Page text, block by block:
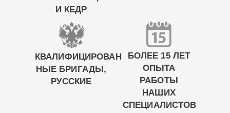
И КЕДР
КВАЛИФИЦИРОВАН
НЫЕ БРИГАДЫ,
РУССКИЕ
БОЛЕЕ 15 ЛЕТ
ОПЫТА
РАБОТЫ
НАШИХ
СПЕЦИАЛИСТОВ